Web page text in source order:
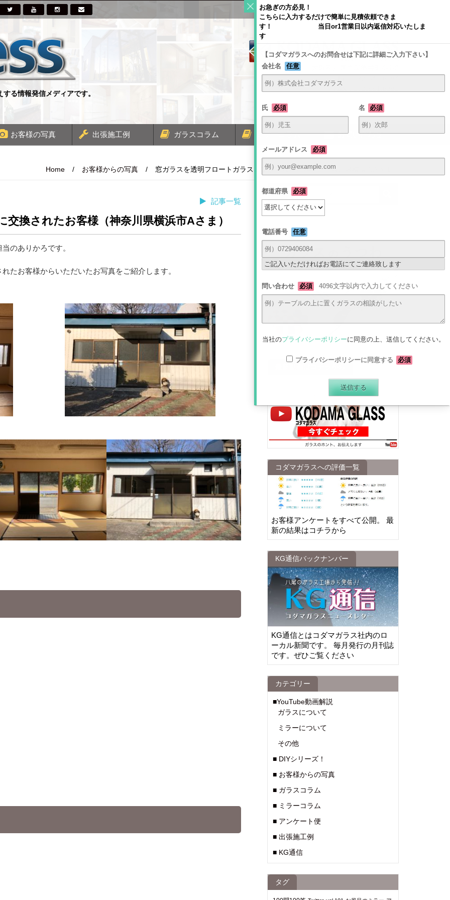
〒581-0054 大阪府八尾市南亀井町4-1-2
る情報発信メディアです。
お客様の写真 出張施工例 ガラスコラム ミラーコラム お問い合わせ
Home / お客様からの写真 / 窓ガラスを透明フロートガラスに交換されたお客様（神奈川県横浜市Aさま）
記事一覧
換されたお客様（神奈川県横浜市Aさま）
のありかろです。
たお客様からいただいたお写真をご紹介します。
コダマガラスへの評価一覧
お客様アンケートをすべて公開。 最
新の結果はコチラから
KG通信バックナンバー
KG通信とはコダマガラス社内のロ
ーカル新聞です。 毎月発行の月刊誌
です。ぜひご覧ください
カテゴリー
■YouTube動画解説
ガラスについて
ミラーについて
その他
■ DIYシリーズ！
■ お客様からの写真
■ ガラスコラム
■ ミラーコラム
■ アンケート便
■ 出張施工例
■ KG通信
タグ
お急ぎの方必見！
こちらに入力するだけで簡単に見積依頼できま
す！ 当日or1営業日以内返信対応いたしま
す
【コダマガラスへのお問合せは下記に詳細ご入力下さい】
会社名
任意
氏 必須 名 必須
メールアドレス 必須
都道府県 必須
電話番号 任意
ご記入いただければお電話にてご連絡致します
問い合わせ 必須 4096文字以内で入力してください
当社のプライバシーポリシーに同意の上、送信してください。
プライバシーポリシーに同意する 必須